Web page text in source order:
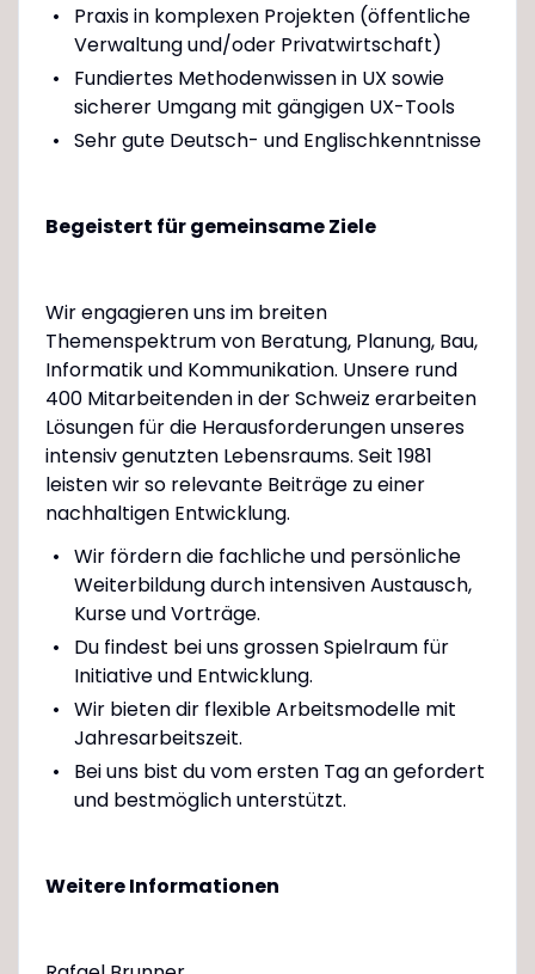
Praxis in komplexen Projekten (öffentliche
Verwaltung und/oder Privatwirtschaft)
Fundiertes Methodenwissen in UX sowie
sicherer Umgang mit gängigen UX-Tools
Sehr gute Deutsch- und Englischkenntnisse
Begeistert für gemeinsame Ziele
Wir engagieren uns im breiten
Themenspektrum von Beratung, Planung, Bau,
Informatik und Kommunikation. Unsere rund
400 Mitarbeitenden in der Schweiz erarbeiten
Lösungen für die Herausforderungen unseres
intensiv genutzten Lebensraums. Seit 1981
leisten wir so relevante Beiträge zu einer
nachhaltigen Entwicklung.
Wir fördern die fachliche und persönliche
Weiterbildung durch intensiven Austausch,
Kurse und Vorträge.
Du findest bei uns grossen Spielraum für
Initiative und Entwicklung.
Wir bieten dir flexible Arbeitsmodelle mit
Jahresarbeitszeit.
Bei uns bist du vom ersten Tag an gefordert
und bestmöglich unterstützt.
Weitere Informationen